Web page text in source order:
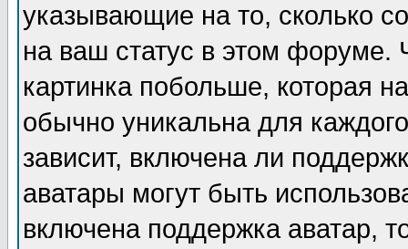
указывающие на то, сколько
на ваш статус в этом форуме.
картинка побольше, которая
обычно уникальна для
зависит, включена ли
аватары могут быть
включена поддержка аватар,